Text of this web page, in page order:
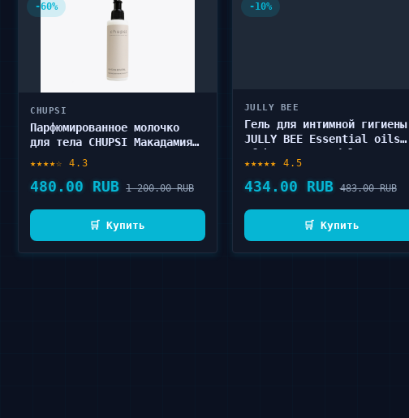
-60%
CHUPSI
Парфюмированное молочко
для тела CHUPSI Макадамия
★★★★☆ 4.3
480.00 RUB 1 200.00 RUB
🛒 Купить
-10%
JULLY BEE
Гель для интимной гигиены
JULLY BEE Essential oils
of bergamot and lemongrass
250 мл
★★★★★ 4.5
434.00 RUB 483.00 RUB
🛒 Купить